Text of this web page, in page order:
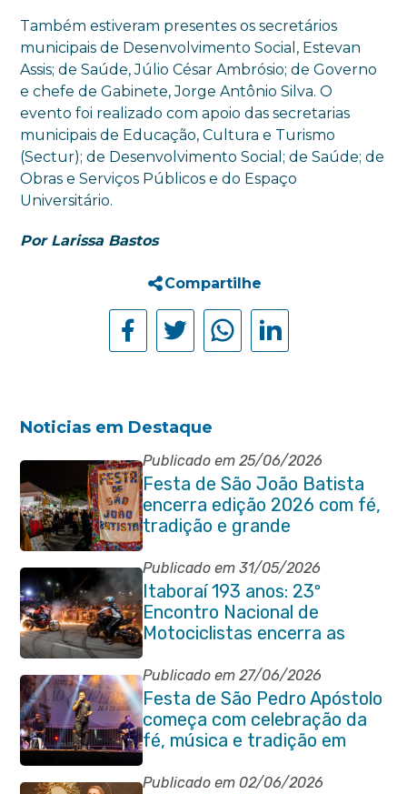
Também estiveram presentes os secretários
municipais de Desenvolvimento Social, Estevan
Assis; de Saúde, Júlio César Ambrósio; de Governo
e chefe de Gabinete, Jorge Antônio Silva. O
evento foi realizado com apoio das secretarias
municipais de Educação, Cultura e Turismo
(Sectur); de Desenvolvimento Social; de Saúde; de
Obras e Serviços Públicos e do Espaço
Universitário.
Por Larissa Bastos
Compartilhe
Noticias em Destaque
Publicado em 25/06/2026
Festa de São João Batista
encerra edição 2026 com fé,
tradição e grande
participação popular
Publicado em 31/05/2026
Itaboraí 193 anos: 23º
Encontro Nacional de
Motociclistas encerra as
comemorações do
aniversário da cidade
Publicado em 27/06/2026
Festa de São Pedro Apóstolo
começa com celebração da
fé, música e tradição em
Venda das Pedras
Publicado em 02/06/2026